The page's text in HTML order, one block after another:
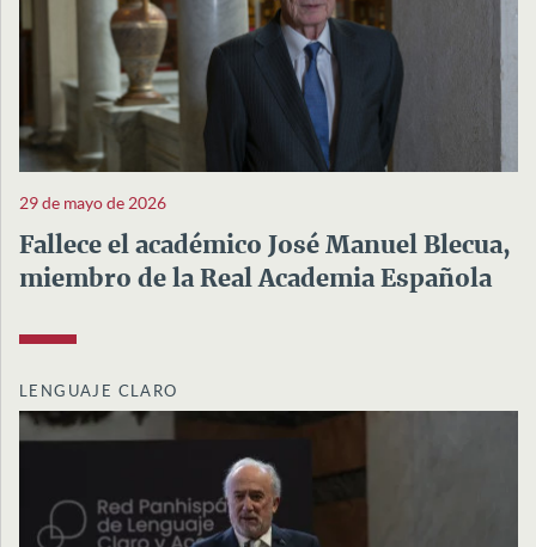
29 de mayo de 2026
Fallece el académico José Manuel Blecua,
miembro de la Real Academia Española
LENGUAJE CLARO